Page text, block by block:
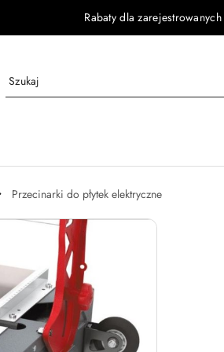
Rabaty dla
Przecinarki do płytek elektryczne